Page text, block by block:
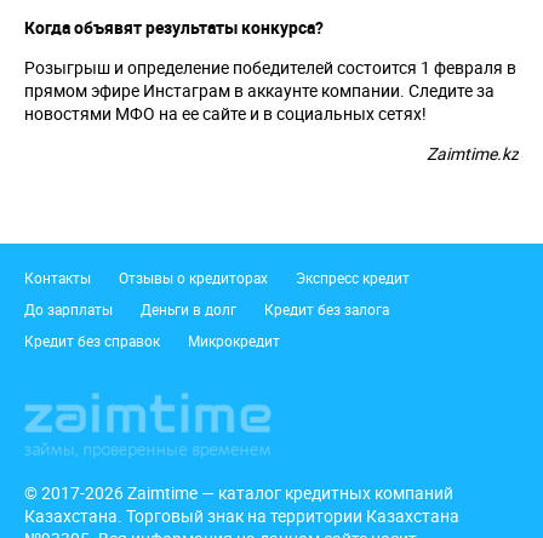
Когда объявят результаты конкурса?
Розыгрыш и определение победителей состоится 1 февраля в
прямом эфире Инстаграм в аккаунте компании. Следите за
новостями МФО на ее сайте и в социальных сетях!
Zaimtime.kz
Подвал
Контакты Отзывы о кредиторах
Экспресс кредит
До зарплаты
Деньги в долг
Кредит без залога
Кредит без справок
Микрокредит
© 2017-2026 Zaimtime — каталог кредитных компаний
Казахстана. Торговый знак на территории Казахстана